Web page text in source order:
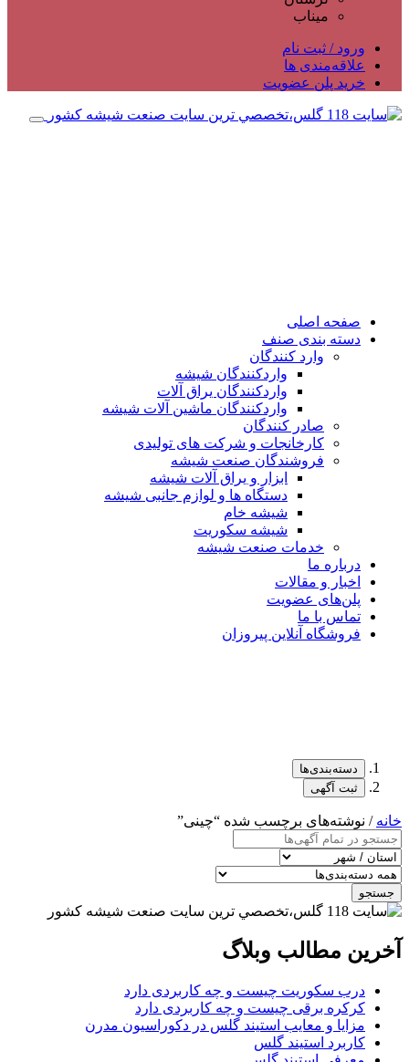
میناب
ورود / ثبت نام
علاقه‌مندی ها
خرید پلن عضویت
صفحه اصلی
دسته بندی صنف
وارد کنندگان
واردکنندگان شیشه
واردکنندگان یراق آلات
واردکنندگان ماشین آلات شیشه
صادر کنندگان
کارخانجات و شرکت های تولیدی
فروشندگان صنعت شیشه
ابزار و یراق آلات شیشه
دستگاه ها و لوازم جانبی شیشه
شیشه خام
شیشه سکوریت
خدمات صنعت شیشه
درباره ما
اخبار و مقالات
پلن‌های عضویت
تماس با ما
فروشگاه آنلاین پیروزان
دسته‌بندی‌ها
ثبت آگهی
خانه / نوشته‌های برچسب شده “چینی”
جستجو
آخرین مطالب وبلاگ
درب سکوریت چیست و چه کاربردی دارد
کرکره برقی چیست و چه کاربردی دارد
مزایا و معایب استیند گلس در دکوراسیون مدرن
کاربرد استیند گلس